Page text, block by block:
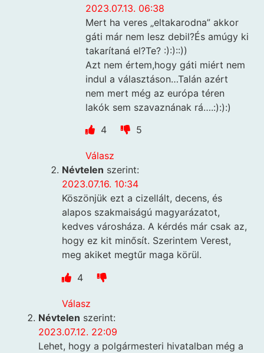
2023.07.13. 06:38
Mert ha veres „eltakarodna” akkor
gáti már nem lesz debil?És amúgy ki
takarítaná el?Te? :):)::))
Azt nem értem,hogy gáti miért nem
indul a választáson…Talán azért
nem mert még az európa téren
lakók sem szavaznának rá….:):):)
4
5
Válasz
Névtelen szerint:
2023.07.16. 10:34
Köszönjük ezt a cizellált, decens, és
alapos szakmaiságú magyarázatot,
kedves városháza. A kérdés már csak az,
hogy ez kit minősít. Szerintem Verest,
meg akiket megtűr maga körül.
4
Válasz
Névtelen szerint:
2023.07.12. 22:09
Lehet, hogy a polgármesteri hivatalban még a